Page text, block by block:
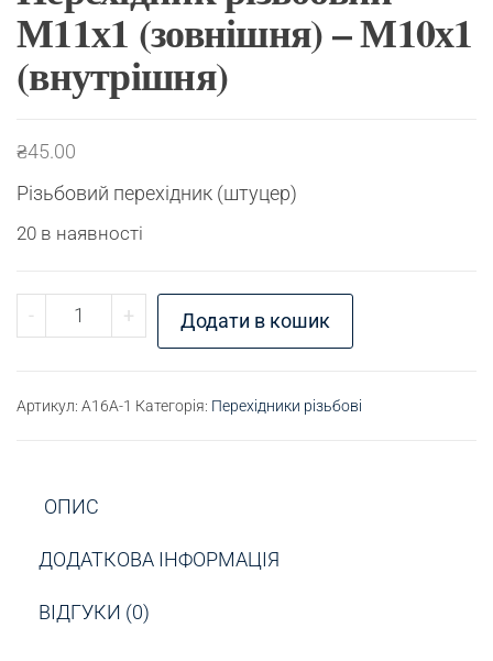
М11х1 (зовнішня) – М10х1
(внутрішня)
₴45.00
Різьбовий перехідник (штуцер)
20 в наявності
- Перехідник різьбовий М11х1 (зовнішня) -
+ Додати в кошик
Артикул: A16A-1 Категорія: Перехідники різьбові
ОПИС
ДОДАТКОВА ІНФОРМАЦІЯ
ВІДГУКИ (0)